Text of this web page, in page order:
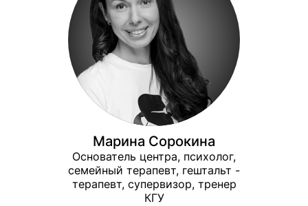
Марина Сорокина
Основатель центра, психолог,
семейный терапевт, гештальт -
терапевт, супервизор, тренер
КГУ